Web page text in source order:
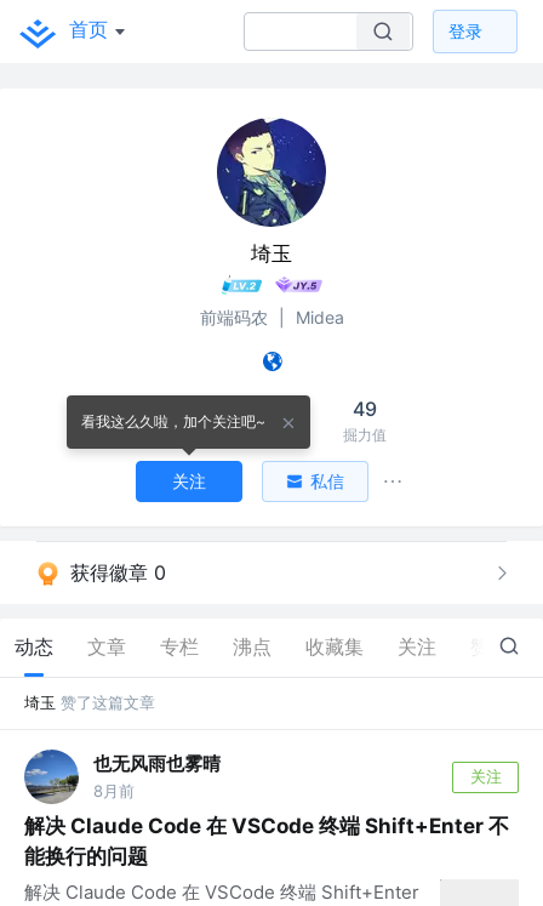
首页 登录
埼玉
前端码农 Midea
关注 关注者
49
掘力值
看我这么久啦，加个关注吧~
关注 私信
获得徽章 0
动态 文章 专栏 沸点 收藏集 关注 54
埼玉 赞了这篇文章
也无风雨也雾晴
8月前
关注
解决 Claude Code 在 VSCode 终端 Shift+Enter 不
能换行的问题
解决 Claude Code 在 VSCode 终端 Shift+Enter